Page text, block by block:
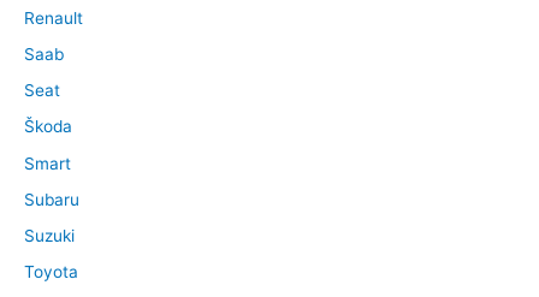
Renault
Saab
Seat
Škoda
Smart
Subaru
Suzuki
Toyota